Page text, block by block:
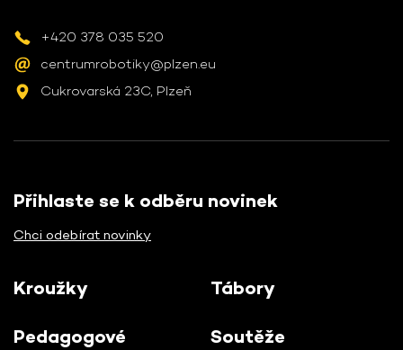
+420 378 035 520
centrumrobotiky@plzen.eu
Cukrovarská 23C, Plzeň
Přihlaste se k odběru novinek
Chci odebírat novinky
Kroužky
Pedagogové
Tábory
Soutěže